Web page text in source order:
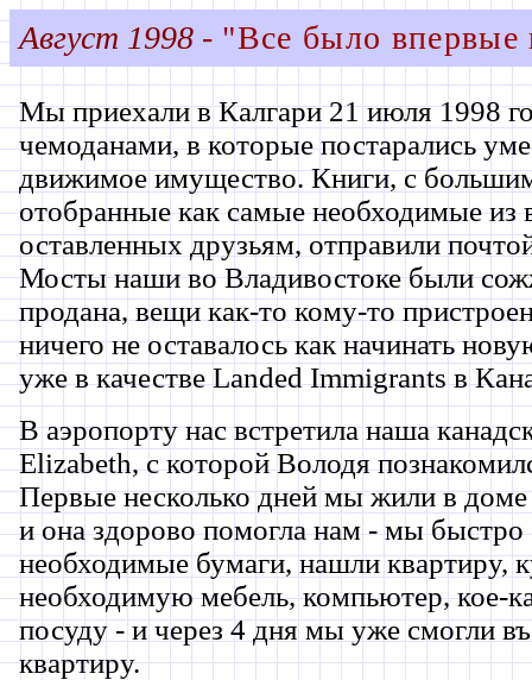
Август 1998 - "Все было впервые
Мы приехали в Калгари 21 июля 1998
чемоданами, в которые постарались
движимое имущество. Книги, с
отобранные как самые необходимые из
оставленных друзьям, отправили
Мосты наши во Владивостоке были
продана, вещи как-то кому-то
ничего не оставалось как начинать
уже в качестве Landed Immigrants в
В аэропорту нас встретила наша
Elizabeth, с которой Володя
Первые несколько дней мы жили в
и она здорово помогла нам - мы
необходимые бумаги, нашли квартиру,
необходимую мебель, компьютер, кое-
посуду - и через 4 дня мы уже смогли
квартиру.